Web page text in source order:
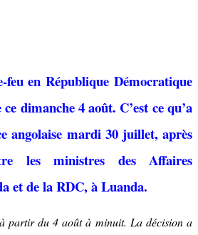
feu en République Démocratique
dimanche 4 août. C’est ce qu’a
angolaise mardi 30 juillet, après
les ministres des Affaires
et de la RDC, à Luanda.
partir du 4 août à minuit. La décision a